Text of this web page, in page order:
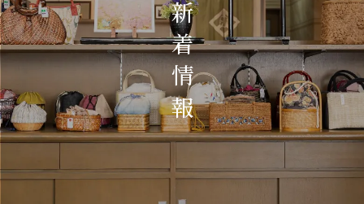
新
着
情
報